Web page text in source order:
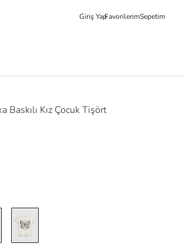
Giriş YapFavorilerimSepetim
Baskılı Kız Çocuk Tişört